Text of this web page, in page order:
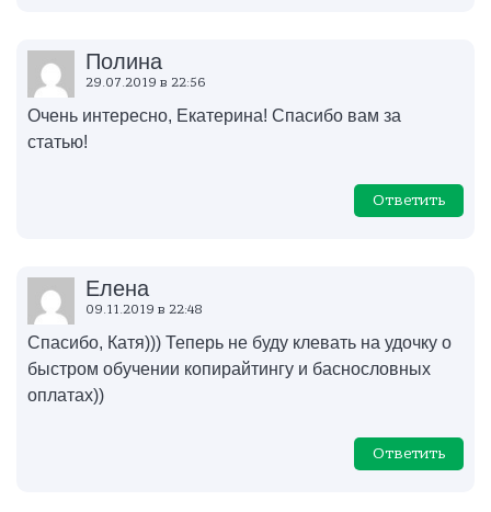
Полина
29.07.2019 в 22:56
Очень интересно, Екатерина! Спасибо вам за
статью!
Ответить
Елена
09.11.2019 в 22:48
Спасибо, Катя))) Теперь не буду клевать на удочку о
быстром обучении копирайтингу и баснословных
оплатах))
Ответить